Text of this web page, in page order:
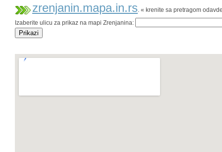
zrenjanin.mapa.in.rs. « krenite sa pretragom
Izaberite ulicu za prikaz na mapi Zrenjanina: